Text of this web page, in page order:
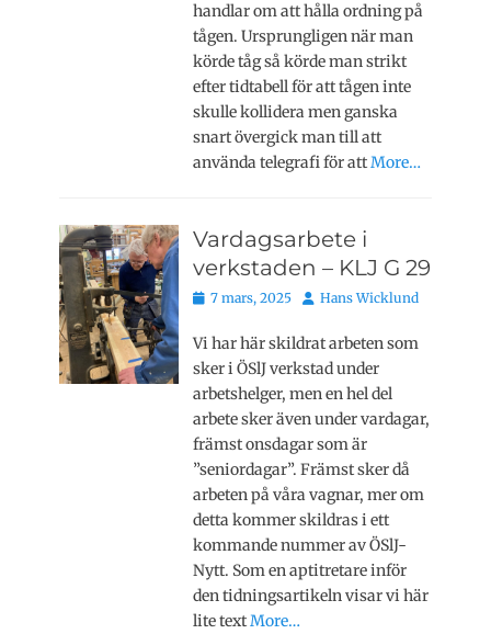
handlar om att hålla ordning på
tågen. Ursprungligen när man
körde tåg så körde man strikt
efter tidtabell för att tågen inte
skulle kollidera men ganska
snart övergick man till att
använda telegrafi för attMore…
Vardagsarbete i
verkstaden – KLJ G 29
Publicerat
7 mars, 2025 Författare
Hans Wicklund
Vi har här skildrat arbeten som
sker i ÖSlJ verkstad under
arbetshelger, men en hel del
arbete sker även under vardagar,
främst onsdagar som är
”seniordagar”. Främst sker då
arbeten på våra vagnar, mer om
detta kommer skildras i ett
kommande nummer av ÖSlJ-
Nytt. Som en aptitretare inför
den tidningsartikeln visar vi här
lite textMore…